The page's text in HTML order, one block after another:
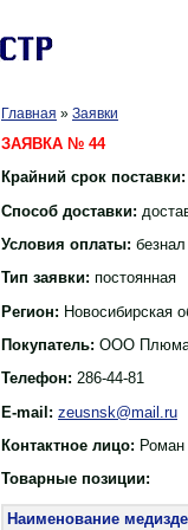
Главная » Заявки
ЗАЯВКА № 44
Крайний срок поставки:
Способ доставки:
Условия оплаты: безнал
Тип заявки: постоянная
Регион: Новосибирская
Покупатель: ООО
Телефон: 286-44-81
E-mail: zeusnsk@mail.ru
Контактное лицо: Роман
Товарные позиции:
Наименование